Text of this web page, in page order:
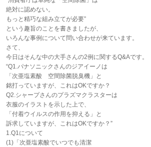
絶対に認めない。
もっと精巧な組み立てが必要”
という趣旨のことを書きましたが、
いろんな事例について問い合わせが来ています。
さて、
今日はそんな中の大手さんの2例に関するQ&Aです。
“Q1.パナソニックさんのジアイーノは
「次亜塩素酸 空間除菌脱臭機」と
銘打っていますが、これはOKですか？
Q2.シャープさんのプラズマクラスターは
衣服のイラストを示した上で、
「付着ウイルスの作用を抑える」と
訴求していますが、これはOKですか？”
1.Q1について
(1)「次亜塩素酸でいつでも清潔